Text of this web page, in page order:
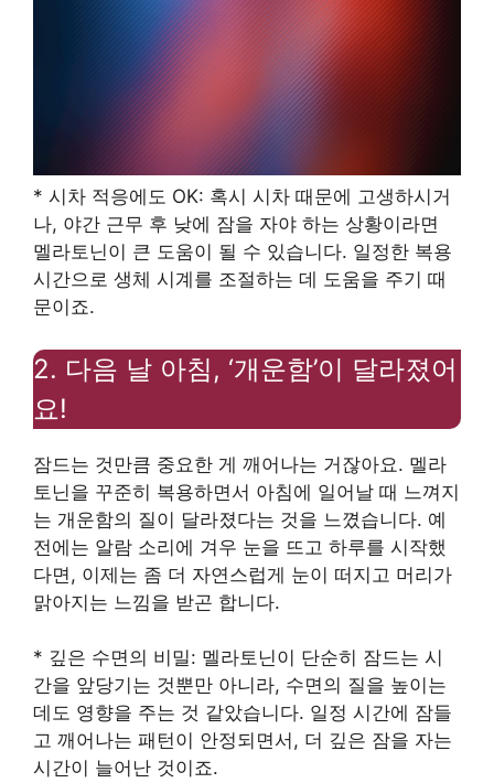
* 시차 적응에도 OK: 혹시 시차 때문에 고생하시거
나, 야간 근무 후 낮에 잠을 자야 하는 상황이라면
멜라토닌이 큰 도움이 될 수 있습니다. 일정한 복용
시간으로 생체 시계를 조절하는 데 도움을 주기 때
문이죠.
2. 다음 날 아침, ‘개운함’이 달라졌어
요!
잠드는 것만큼 중요한 게 깨어나는 거잖아요. 멜라
토닌을 꾸준히 복용하면서 아침에 일어날 때 느껴지
는 개운함의 질이 달라졌다는 것을 느꼈습니다. 예
전에는 알람 소리에 겨우 눈을 뜨고 하루를 시작했
다면, 이제는 좀 더 자연스럽게 눈이 떠지고 머리가
맑아지는 느낌을 받곤 합니다.
* 깊은 수면의 비밀: 멜라토닌이 단순히 잠드는 시
간을 앞당기는 것뿐만 아니라, 수면의 질을 높이는
데도 영향을 주는 것 같았습니다. 일정 시간에 잠들
고 깨어나는 패턴이 안정되면서, 더 깊은 잠을 자는
시간이 늘어난 것이죠.